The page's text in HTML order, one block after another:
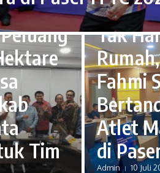
Tim
MNews Paser
Tak
Fahmi
Atlet
di
Admin 10 Juli